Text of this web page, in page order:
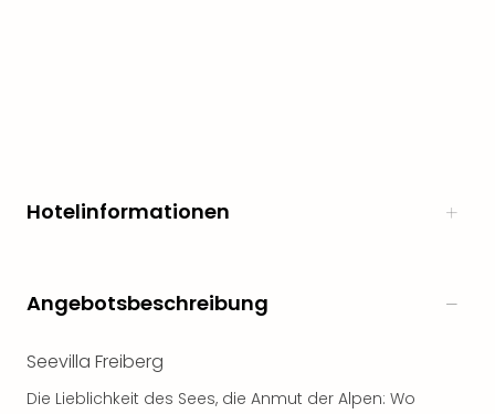
Hotelinformationen
Angebotsbeschreibung
Seevilla Freiberg
Die Lieblichkeit des Sees, die Anmut der Alpen: Wo